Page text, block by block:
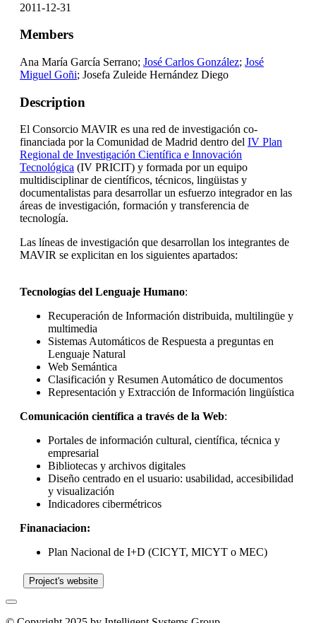
2011-12-31
Members
Ana María García Serrano; José Carlos González; José
Miguel Goñi; Josefa Zuleide Hernández Diego
Description
El Consorcio MAVIR es una red de investigación co-
financiada por la Comunidad de Madrid dentro del IV Plan
Regional de Investigación Científica e Innovación
Tecnológica (IV PRICIT) y formada por un equipo
multidisciplinar de científicos, técnicos, lingüistas y
documentalistas para desarrollar un esfuerzo integrador en las
áreas de investigación, formación y transferencia de
tecnología.
Las líneas de investigación que desarrollan los integrantes de
MAVIR se explicitan en los siguientes apartados:
Tecnologías del Lenguaje Humano:
Recuperación de Información distribuida, multilingüe y
multimedia
Sistemas Automáticos de Respuesta a preguntas en
Lenguaje Natural
Web Semántica
Clasificación y Resumen Automático de documentos
Representación y Extracción de Información lingüística
Comunicación científica a través de la Web:
Portales de información cultural, científica, técnica y
empresarial
Bibliotecas y archivos digitales
Diseño centrado en el usuario: usabilidad, accesibilidad
y visualización
Indicadores cibermétricos
Finanaciacion:
Plan Nacional de I+D (CICYT, MICYT o MEC)
Project's website